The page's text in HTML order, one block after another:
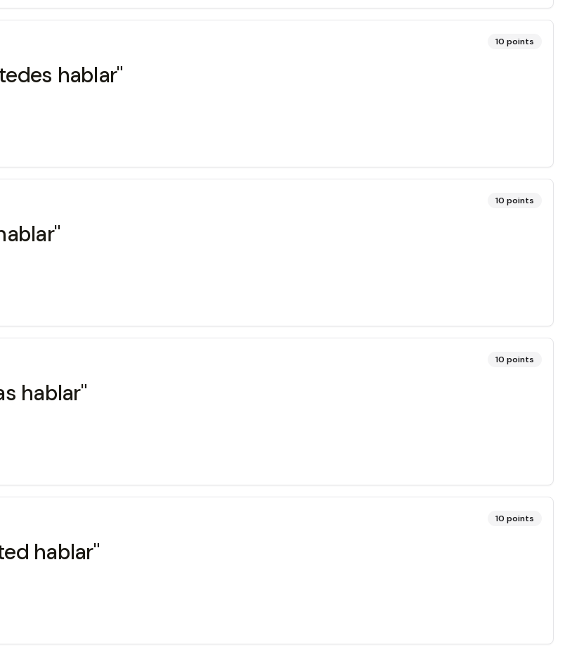
10 points
hablar"
10 points
10 points
hablar"
10 points
hablar"